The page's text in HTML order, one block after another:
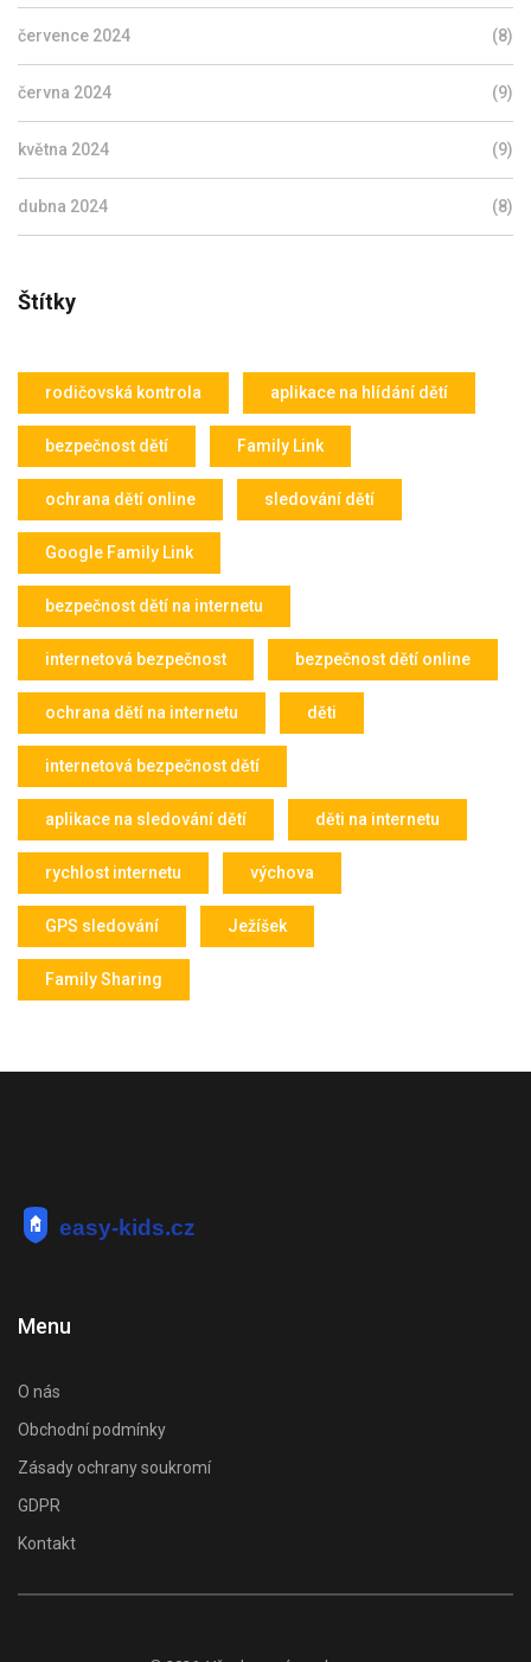
července 2024 (8)
června 2024 (9)
května 2024 (9)
dubna 2024 (8)
Štítky
rodičovská kontrola aplikace na hlídání dětí
bezpečnost dětí Family Link
ochrana dětí online sledování dětí
Google Family Link
bezpečnost dětí na internetu
internetová bezpečnost bezpečnost dětí online
ochrana dětí na internetu děti
internetová bezpečnost dětí
aplikace na sledování dětí děti na internetu
rychlost internetu výchova
GPS sledování Ježíšek
Family Sharing
Menu
O nás
Obchodní podmínky
Zásady ochrany soukromí
GDPR
Kontakt